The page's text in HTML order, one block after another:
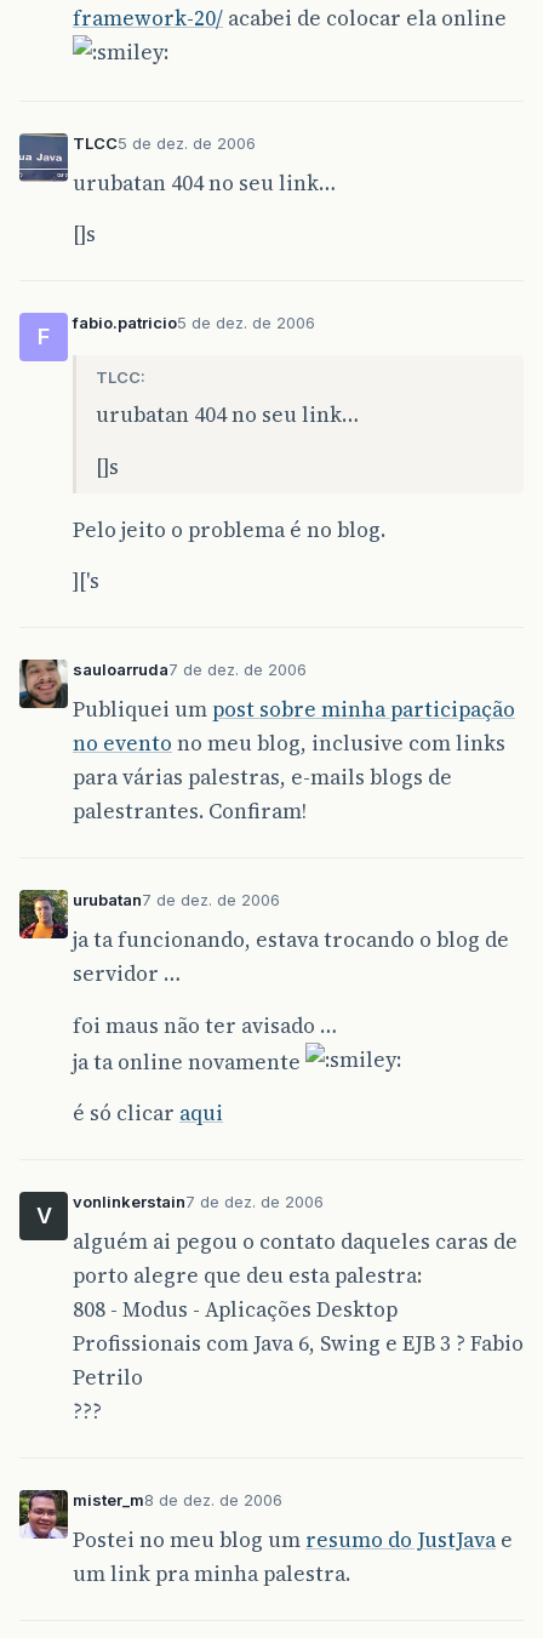
framework-20/ acabei de colocar ela online
TLCC5 de dez. de 2006
urubatan 404 no seu link…
[]s
F
fabio.patricio5 de dez. de 2006
TLCC:
urubatan 404 no seu link…
[]s
Pelo jeito o problema é no blog.
]['s
sauloarruda7 de dez. de 2006
Publiquei umpost sobre minha participação
no evento no meu blog, inclusive com links
para várias palestras, e-mails blogs de
palestrantes. Confiram!
urubatan7 de dez. de 2006
ja ta funcionando, estava trocando o blog de
servidor …
foi maus não ter avisado …
ja ta online novamente
é só clicar aqui
V
vonlinkerstain7 de dez. de 2006
alguém ai pegou o contato daqueles caras de
porto alegre que deu esta palestra:
808 - Modus - Aplicações Desktop
Profissionais com Java 6, Swing e EJB 3 ? Fabio
Petrilo
???
mister_m8 de dez. de 2006
Postei no meu blog um resumo do JustJava e
um link pra minha palestra.